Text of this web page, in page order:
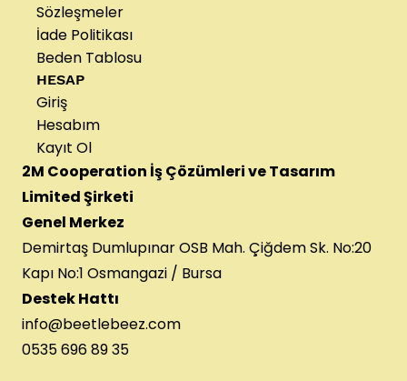
Sözleşmeler
İade Politikası
Beden Tablosu
HESAP
Giriş
Hesabım
Kayıt Ol
2M Cooperation İş Çözümleri ve Tasarım
Limited Şirketi
Genel Merkez
Demirtaş Dumlupınar OSB Mah. Çiğdem Sk. No:20
Kapı No:1 Osmangazi / Bursa
Destek Hattı
info@beetlebeez.com
0535 696 89 35